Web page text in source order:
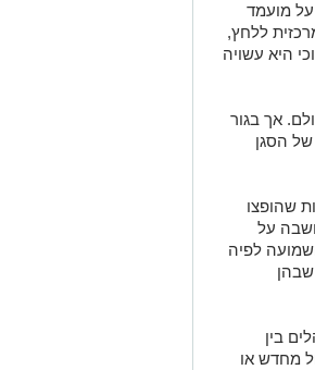
על מועמד
ללחץ,
היא עשויה
אך בגור
הסגן
שהופצו
על
לפיה
שבהן
בין
מחדש או